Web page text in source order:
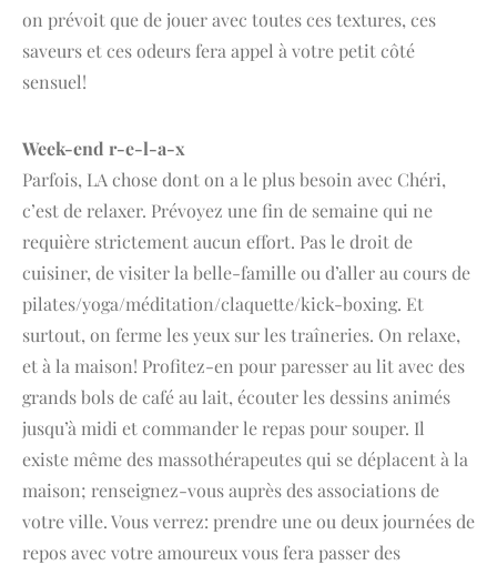
on prévoit que de jouer avec toutes ces textures, ces
saveurs et ces odeurs fera appel à votre petit côté
sensuel!
Week-end r-e-l-a-x
Parfois, LA chose dont on a le plus besoin avec Chéri,
c’est de relaxer. Prévoyez une fin de semaine qui ne
requière strictement aucun effort. Pas le droit de
cuisiner, de visiter la belle-famille ou d’aller au cours de
pilates/yoga/méditation/claquette/kick-boxing. Et
surtout, on ferme les yeux sur les traîneries. On relaxe,
et à la maison! Profitez-en pour paresser au lit avec des
grands bols de café au lait, écouter les dessins animés
jusqu’à midi et commander le repas pour souper. Il
existe même des massothérapeutes qui se déplacent à la
maison; renseignez-vous auprès des associations de
votre ville. Vous verrez: prendre une ou deux journées de
repos avec votre amoureux vous fera passer des